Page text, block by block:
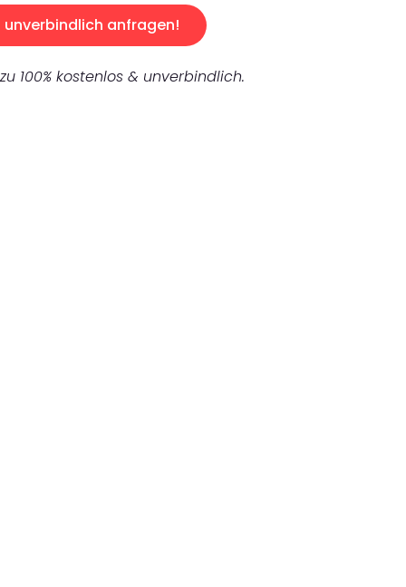
unverbindlich anfragen!
100% kostenlos & unverbindlich.